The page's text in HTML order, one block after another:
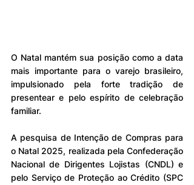
O Natal mantém sua posição como a data
mais importante para o varejo brasileiro,
impulsionado pela forte tradição de
presentear e pelo espírito de celebração
familiar.
A pesquisa de Intenção de Compras para
o Natal 2025, realizada pela Confederação
Nacional de Dirigentes Lojistas (CNDL) e
pelo Serviço de Proteção ao Crédito (SPC